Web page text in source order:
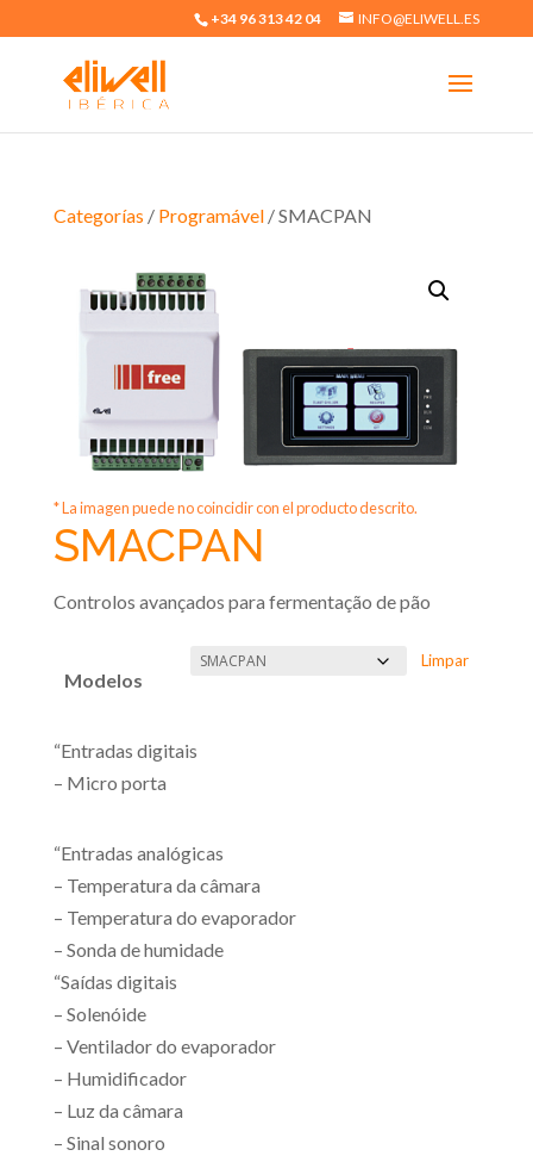
+34 96 313 42 04 INFO@ELIWELL.ES
Categorías / Programável/ SMACPAN
* La imagen puede no coincidir con el producto descrito.
SMACPAN
Controlos avançados para fermentação de pão
Modelos
Limpar
“Entradas digitais
– Micro porta
“Entradas analógicas
– Temperatura da câmara
– Temperatura do evaporador
– Sonda de humidade
“Saídas digitais
– Solenóide
– Ventilador do evaporador
– Humidificador
– Luz da câmara
– Sinal sonoro